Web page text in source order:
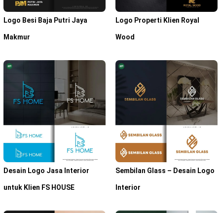
Logo Besi Baja Putri Jaya
Makmur
Logo Properti Klien Royal
Wood
Desain Logo Jasa Interior
untuk Klien FS HOUSE
Sembilan Glass – Desain Logo
Interior